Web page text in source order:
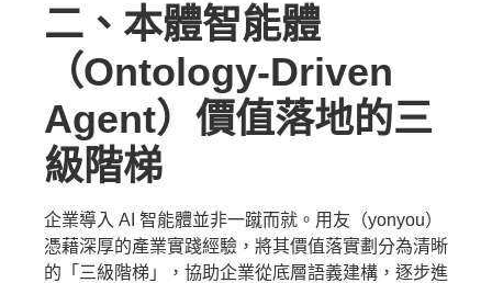
二、本體智能體
（Ontology-Driven
Agent） 價值落地的三
級階梯
企業導入 AI 智能體並非一蹴而就。用友（yonyou）
憑藉深厚的產業實踐經驗，將其價值落實劃分為清晰
的「三級階梯」，協助企業從底層語義建構，逐步進